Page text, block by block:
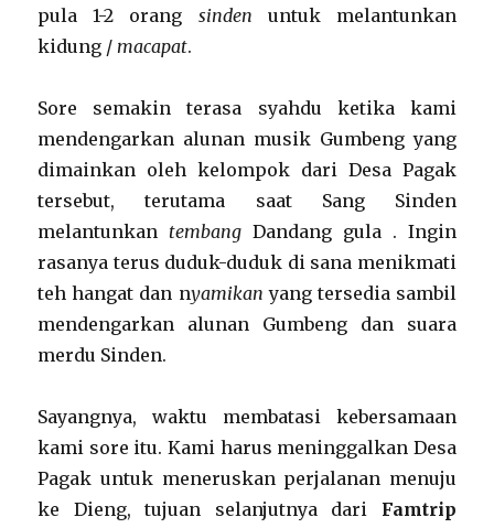
pula 1-2 orang sinden untuk melantunkan
kidung /macapat.
Sore semakin terasa syahdu ketika kami
mendengarkan alunan musik Gumbeng yang
dimainkan oleh kelompok dari Desa Pagak
tersebut, terutama saat Sang Sinden
melantunkan tembang Dandang gula . Ingin
rasanya terus duduk-duduk di sana menikmati
teh hangat dan nyamikanyang tersedia sambil
mendengarkan alunan Gumbeng dan suara
merdu Sinden.
Sayangnya, waktu membatasi kebersamaan
kami sore itu. Kami harus meninggalkan Desa
Pagak untuk meneruskan perjalanan menuju
ke Dieng, tujuan selanjutnya dari Famtrip